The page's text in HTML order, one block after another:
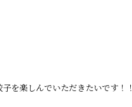
を楽しんでいただきたいです！！